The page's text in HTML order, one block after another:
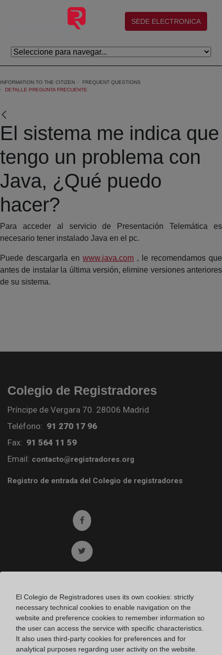
Skip to Main Content
(abre en nueva ventana)
SEDE ELECTRONICA
INFORMATION TO THE CITIZEN
FREQUENT QUESTIONS
DETALLE PREGUNTA FRECUENTE
El sistema me indica que
tengo un problema con
Java, ¿Qué puedo
hacer?
Para acceder al servicio de Presentación Telemática es
necesario tener instalado Java en el pc.
Puede descargarla en www.java.com , le recomendamos que
antes de instalar la última versión, elimine versiones anteriores
de su sistema.
Colegio de Registradores
Príncipe de Vergara 70. 28006 Madrid
Teléfono: 91 270 17 96
Fax: 91 564 11 59
Email: contacto@registradores.org
Registro de entrada del Colegio de registradores
Ir a facebook (abre en ventana nueva)
Ir a twitter (abre en ventana nueva)
Ir a Flickr (abre en ventana nueva)
Ir a Linkedin (abre en ventana nueva)
El Colegio de Registradores uses its own cookies: strictly
necessary technical cookies to enable navigation on the
website and preference cookies to remember information so
the user can access the service with specific characteristics.
It also uses third-party cookies for preferences and for
analytical purposes regarding user activity on the website.